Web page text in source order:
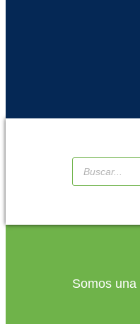
Somos una